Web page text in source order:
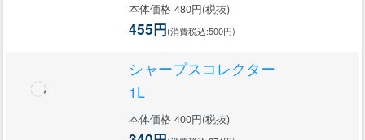
本体価格 480円(税抜)
455円(消費税込:500円)
シャープスコレクター
1L
本体価格 400円(税抜)